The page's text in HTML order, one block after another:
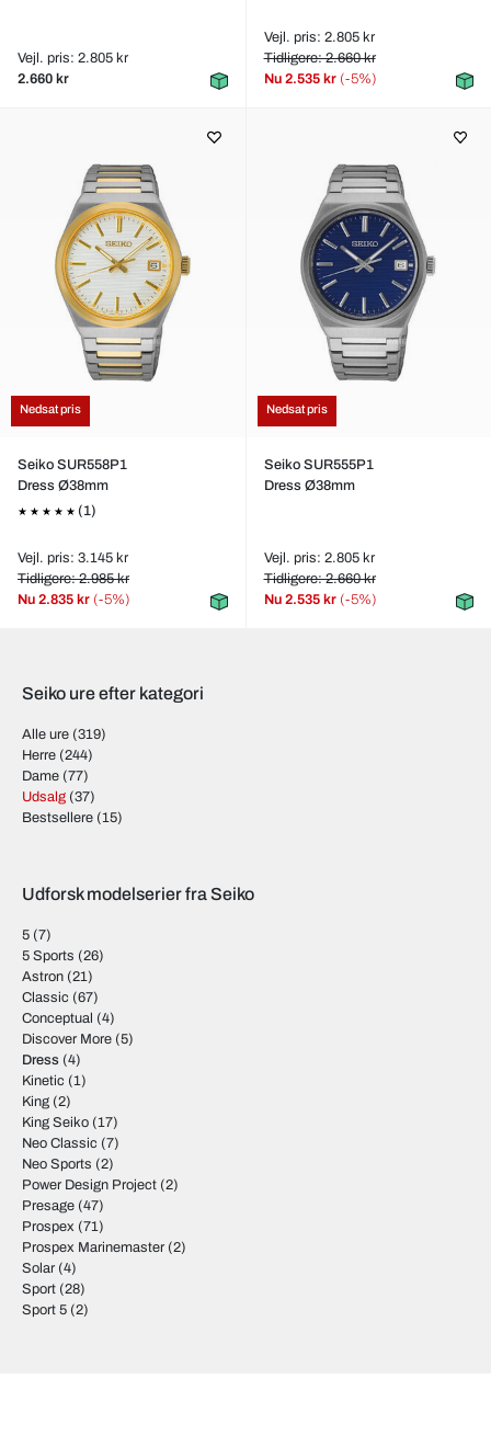
Vejl. pris: 2.805 kr
2.660 kr
Vejl. pris: 2.805 kr
Tidligere: 2.660 kr
Nu 2.535 kr (-5%)
Nedsat pris
Seiko SUR558P1
Dress Ø38mm
(1)
Vejl. pris: 3.145 kr
Tidligere: 2.985 kr
Nu 2.835 kr (-5%)
Nedsat pris
Seiko SUR555P1
Dress Ø38mm
Vejl. pris: 2.805 kr
Tidligere: 2.660 kr
Nu 2.535 kr (-5%)
Seiko ure efter kategori
Alle ure (319)
Herre (244)
Dame (77)
Udsalg (37)
Bestsellere (15)
Udforsk modelserier fra Seiko
5 (7)
5 Sports (26)
Astron (21)
Classic (67)
Conceptual (4)
Discover More (5)
Dress (4)
Kinetic (1)
King (2)
King Seiko (17)
Neo Classic (7)
Neo Sports (2)
Power Design Project (2)
Presage (47)
Prospex (71)
Prospex Marinemaster (2)
Solar (4)
Sport (28)
Sport 5 (2)